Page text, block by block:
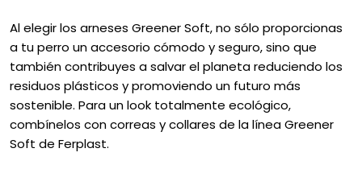
Al elegir los arneses Greener Soft, no sólo proporcionas
a tu perro un accesorio cómodo y seguro, sino que
también contribuyes a salvar el planeta reduciendo los
residuos plásticos y promoviendo un futuro más
sostenible. Para un look totalmente ecológico,
combínelos con correas y collares de la línea Greener
Soft de Ferplast.